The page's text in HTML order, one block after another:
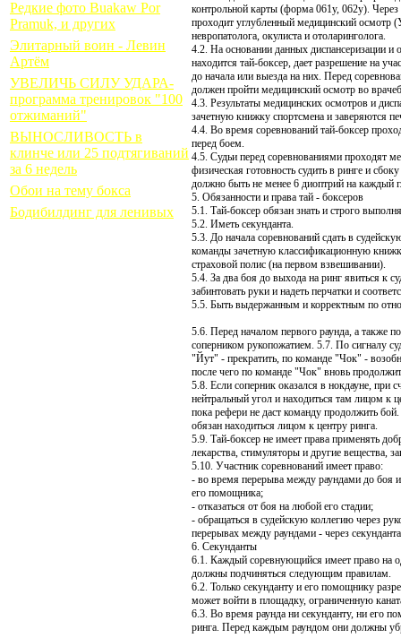
Редкие фото Buakaw Por
Pramuk, и других
Элитарный воин - Левин
Артём
УВЕЛИЧЬ СИЛУ УДАРА-
программа тренировок "100
отжиманий"
ВЫНОСЛИВОСТЬ в
клинче или 25 подтягиваний
за 6 недель
Обои на тему бокса
Бодибилдинг для ленивых
контрольной карты (форма 061у, 062у). Через
проходит углубленный медицинский
невропатолога, окулиста и отоларинголога.
4.2. На основании данных диспансеризации и
находится тай-боксер, дает разрешение на
до начала или выезда на них. Перед
должен пройти медицинский осмотр во
4.3. Результаты медицинских осмотров и
зачетную книжку спортсмена и заверяются
4.4. Во время соревнований тай-боксер
перед боем.
4.5. Судьи перед соревнованиями проходят
физическая готовность судить в ринге и
должно быть не менее 6 диоптрий на каждый
5. Обязанности и права тай - боксеров
5.1. Тай-боксер обязан знать и строго
5.2. Иметь секунданта.
5.3. До начала соревнований сдать в
команды зачетную классификационную
страховой полис (на первом взвешивании).
5.4. За два боя до выхода на ринг явиться к
забинтовать руки и надеть перчатки и
5.5. Быть выдержанным и корректным по
5.6. Перед началом первого раунда, а также
соперником рукопожатием. 5.7. По сигналу
"Йут" - прекратить, по команде "Чок" -
после чего по команде "Чок" вновь
5.8. Если соперник оказался в нокдауне, при
нейтральный угол и находиться там лицом к
пока рефери не даст команду продолжить
обязан находиться лицом к центру ринга.
5.9. Тай-боксер не имеет права применять
лекарства, стимуляторы и другие
5.10. Участник соревнований имеет право:
- во время перерыва между раундами до боя и
его помощника;
- отказаться от боя на любой его стадии;
- обращаться в судейскую коллегию через
перерывах между раундами - через
6. Секунданты
6.1. Каждый соревнующийся имеет право на
должны подчиняться следующим правилам.
6.2. Только секунданту и его помощнику
может войти в площадку, ограниченную
6.3. Во время раунда ни секунданту, ни его
ринга. Перед каждым раундом они должны